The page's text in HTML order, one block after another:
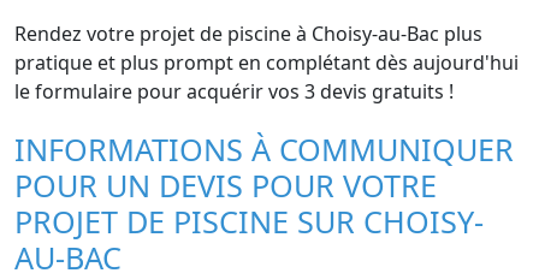
Rendez votre projet de piscine à Choisy-au-Bac plus
pratique et plus prompt en complétant dès aujourd'hui
le formulaire pour acquérir vos 3 devis gratuits !
INFORMATIONS À COMMUNIQUER
POUR UN DEVIS POUR VOTRE
PROJET DE PISCINE SUR CHOISY-
AU-BAC